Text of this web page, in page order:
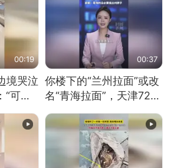
00:19
境哭泣
“可不
00:37
你楼下的“兰州拉面”或改
名“青海拉面”，天津72家